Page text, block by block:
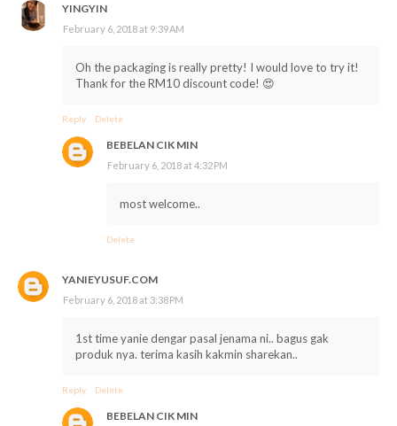
YINGYIN
February 6, 2018 at 9:39 AM
Oh the packaging is really pretty! I would love to try it!
Thank for the RM10 discount code! 😍
Reply Delete
BEBELAN CIK MIN
February 6, 2018 at 4:32 PM
most welcome..
Delete
YANIEYUSUF.COM
February 6, 2018 at 3:38 PM
1st time yanie dengar pasal jenama ni.. bagus gak
produk nya. terima kasih kakmin sharekan..
Reply Delete
BEBELAN CIK MIN